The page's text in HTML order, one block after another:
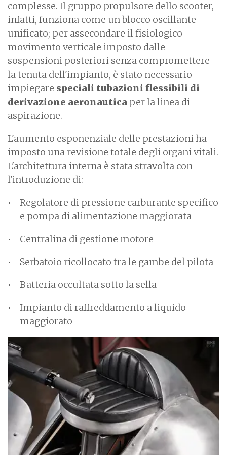
complesse. Il gruppo propulsore dello scooter,
infatti, funziona come un blocco oscillante
unificato; per assecondare il fisiologico
movimento verticale imposto dalle
sospensioni posteriori senza compromettere
la tenuta dell'impianto, è stato necessario
impiegare speciali tubazioni flessibili di
derivazione aeronautica per la linea di
aspirazione.
L'aumento esponenziale delle prestazioni ha
imposto una revisione totale degli organi vitali.
L'architettura interna è stata stravolta con
l'introduzione di:
Regolatore di pressione carburante specifico
e pompa di alimentazione maggiorata
Centralina di gestione motore
Serbatoio ricollocato tra le gambe del pilota
Batteria occultata sotto la sella
Impianto di raffreddamento a liquido
maggiorato
I
m
g